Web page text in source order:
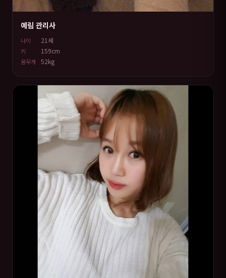
예림 관리사
나이 21세
키 159cm
몸무게 52kg